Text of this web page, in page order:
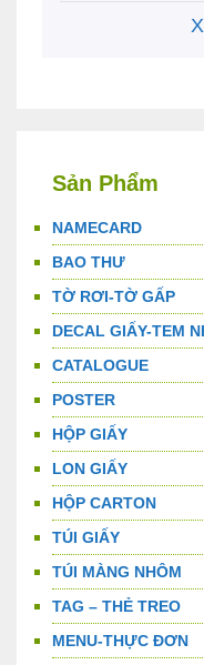
phẩm. Đây cũng là lý
càng được nhiều
Sản Phẩm
NAMECARD
BAO THƯ
TỜ RƠI-TỜ GẤP
DECAL GIẤY-TEM
CATALOGUE
POSTER
HỘP GIẤY
LON GIẤY
HỘP CARTON
TÚI GIẤY
TÚI MÀNG NHÔM
TAG – THẺ TREO
MENU-THỰC ĐƠN